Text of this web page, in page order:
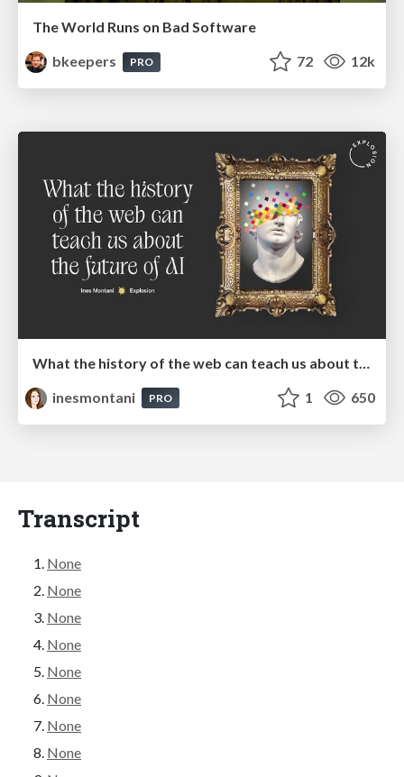
The World Runs on Bad Software
bkeepers
PRO 72 12k
inesmontani
PRO 1 650
Transcript
None
None
None
None
None
None
None
None